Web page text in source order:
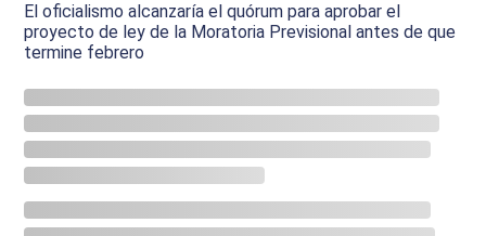
El oficialismo alcanzaría el quórum para aprobar el
proyecto de ley de la Moratoria Previsional antes de que
termine febrero